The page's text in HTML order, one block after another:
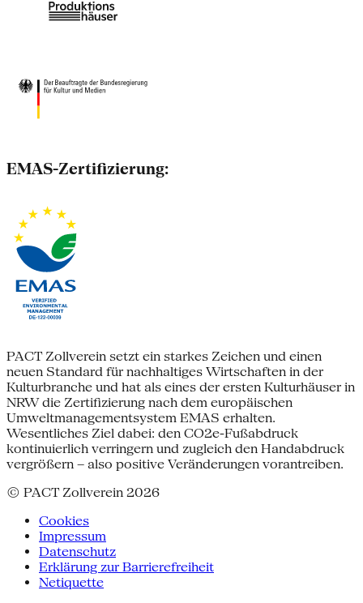
EMAS-Zertifizierung:
PACT Zollverein setzt ein starkes Zeichen und einen
neuen Standard für nachhaltiges Wirtschaften in der
Kulturbranche und hat als eines der ersten Kulturhäuser in
NRW die Zertifizierung nach dem europäischen
Umweltmanagementsystem EMAS erhalten.
Wesentliches Ziel dabei: den CO2e-Fußabdruck
kontinuierlich verringern und zugleich den Handabdruck
vergrößern – also positive Veränderungen vorantreiben.
© PACT Zollverein 2026
Cookies
Impressum
Datenschutz
Erklärung zur Barrierefreiheit
Netiquette